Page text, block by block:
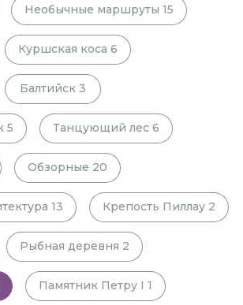
Необычные маршруты 15
Куршская коса 6
Балтийск 3
5 Танцующий лес 6
Обзорные 20
13 Крепость Пиллау 2
Рыбная деревня 2
Памятник Петру I 1